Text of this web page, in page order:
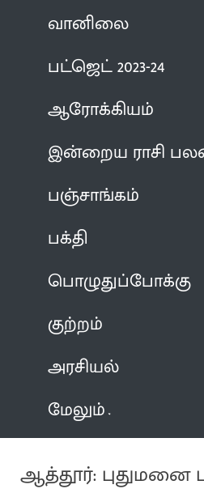
வானிலை
பட்ஜெட் 2023-24
ஆரோக்கியம்
இன்றைய ராசி
பஞ்சாங்கம்
பக்தி
பொழுதுப்போக்கு
குற்றம்
அரசியல்
மேலும்
ஆத்தூர்: புதுமனை